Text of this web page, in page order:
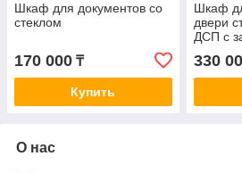
Шкаф для документов со
стеклом
170 000 ₸
Купить
Шкаф
двери
ДСП с
330
О нас